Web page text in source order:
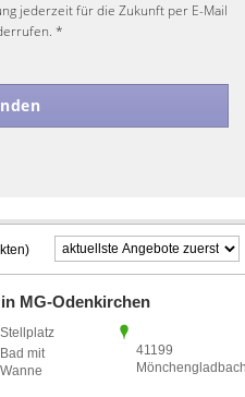
jederzeit für die Zukunft per E-Mail
*
MG-Odenkirchen
Stellplatz
Bad mit
Wanne
41199